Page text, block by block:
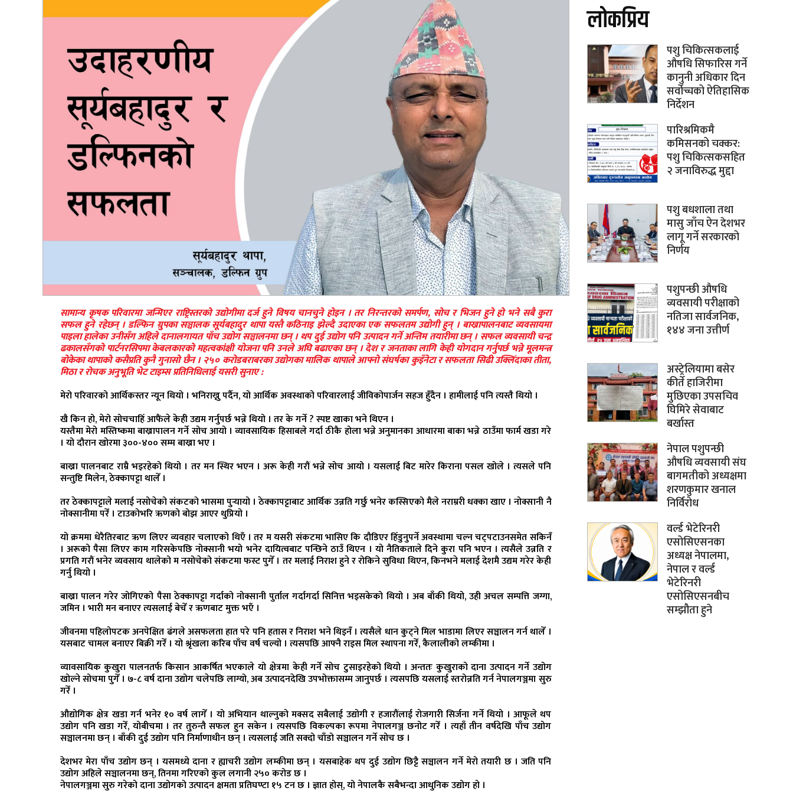
सामान्य कृषक परिवारमा जन्मिएर राष्ट्रिस्तरको उद्योगीमा दर्ज हुने विषय चानचुने होइन । तर निरन्तरको समर्पण, सोच र भिजन हुने हो भने सबै कुरा
सफल हुने रहेछन् । डल्फिन ग्रुपका सञ्चालक सूर्यबहादुर थापा यस्तै कठिनाइ झेल्दै उदाएका एक सफलतम उद्योगी हुन् । बाख्रापालनबाट व्यवसायमा
पाइला हालेका उनीसँग अहिले दानालगायत पाँच उद्योग सञ्चालनमा छन् । थप दुई उद्योग पनि उत्पादन गर्ने अन्तिम तयारीमा छन् । सफल व्यवसायी चन्द्र
ढकालसँगको पार्टनरसिपमा केबलकारको महत्वकांक्षी योजना पनि उनले अघि बढाएका छन् । देश र जनताका लागि केही योगदान गर्नुपर्छ भन्ने मूलमन्त्र
बोकेका थापाको कसैप्रति कुनै गुनासो छैन । २५० करोडबराबरका उद्योगका मालिक थापाले आफ्नो संघर्षका कुइँनेटा र सफलता सिढी उक्लिँदाका तीता,
मिठा र रोचक अनुभूति भेट टाइम्स प्रतिनिधिलाई यसरी सुनाए :
मेरो परिवारको आर्थिकस्तर न्यून थियो । भनिराख्नु पर्दैन, यो आर्थिक अवस्थाको परिवारलाई जीविकोपार्जन सहज हुँदैन । हामीलाई पनि त्यस्तै थियो ।
खै किन हो, मेरो सोचचाहिँ आफैंले केही उद्यम गर्नुपर्छ भन्ने थियो । तर के गर्ने ? स्पष्ट खाका भने थिएन ।
यस्तैमा मेरो मस्तिष्कमा बाख्रापालन गर्ने सोच आयो । व्यावसायिक हिसाबले गर्दा ठीकै होला भन्ने अनुमानका आधारमा बाका भन्ने ठाउँमा फार्म खडा गरे
। यो दौरान खोरमा ३००-४०० सम्म बाख्रा भए ।
बाख्रा पालनबाट राम्रै भइरहेको थियो । तर मन स्थिर भएन । अरू केही गरौं भन्ने सोच आयो । यसलाई बिट मारेर किराना पसल खोले । त्यसले पनि
सन्तुष्टि मिलेन, ठेक्कापट्टा थालेँ ।
तर ठेक्कापट्टाले मलाई नसोचेको संकटको भासमा पुर्‍यायो । ठेक्कापट्टाबाट आर्थिक उन्नति गर्छु भनेर कस्सिएको मैले नराम्ररी धक्का खाए । नोक्सानी नै
नोक्सानीमा परेँ । टाउकोभरि ऋणको बोझ आएर थुप्रियो ।
यो क्रममा धेरैतिरबाट ऋण लिएर व्यवहार चलाएको थिएँ । तर म यसरी संकटमा भासिए कि दौडिएर हिँडुनुपर्ने अवस्थामा चल्न चट्पटाउनसमेत सकिनँ
। अरूको पैसा लिएर काम गरिसकेपछि नोक्सानी भयो भनेर दायित्वबाट पन्छिने ठाउँ थिएन । यो नैतिकताले दिने कुरा पनि भएन । त्यसैले उन्नति र
प्रगति गरौं भनेर व्यवसाय थालेको म नसोचेको संकटमा फस्ट पुगेँ । तर मलाई निराश हुने र रोकिने सुविधा थिएन, किनभने मलाई देशमै उद्यम गरेर केही
गर्नु थियो ।
बाख्रा पालन गरेर जोगिएको पैसा ठेक्कापट्टा गर्दाको नोक्सानी पुर्ताल गर्दागर्दा सिनित्त भइसकेको थियो । अब बाँकी थियो, उही अचल सम्पत्ति जग्गा,
जमिन । भारी मन बनाएर त्यसलाई बेचेँ र ऋणबाट मुक्त भएँ ।
जीवनमा पहिलोपटक अनपेक्षित ढंगले असफलता हात परे पनि हतास र निराश भने थिइनँ । त्यसैले धान कुट्ने मिल भाडामा लिएर सञ्चालन गर्न थालेँ ।
यसबाट चामल बनाएर बिक्री गरेँ । यो श्रृंखला करिब पाँच वर्ष चल्यो । त्यसपछि आफ्नै राइस मिल स्थापना गरेँ, कैलालीको लम्कीमा ।
व्यावसायिक कुखुरा पालनतर्फ किसान आकर्षित भएकाले यो क्षेत्रमा केही गर्ने सोच टुसाइरहेको थियो । अन्ततः कुखुराको दाना उत्पादन गर्ने उद्योग
खोल्ने सोचमा पुगेँ । ७-८ वर्ष दाना उद्योग चलेपछि लाग्यो, अब उत्पादनदेखि उपभोक्तासम्म जानुपर्छ । त्यसपछि यसलाई स्तरोन्नति गर्न नेपालगञ्जमा सुरु
गरेँ ।
औद्योगिक क्षेत्र खडा गर्न भनेर १० वर्ष लागेँ । यो अभियान थाल्नुको मक्सद सबैलाई उद्योगी र हजारौंलाई रोजगारी सिर्जना गर्ने थियो । आफूले थप
उद्योग पनि खडा गरेँ, योबीचमा । तर तुरुन्तै सफल हुन सकेन । त्यसपछि विकल्पका रूपमा नेपालगञ्ज छनोट गरेँ । त्यहाँ तीन वर्षदेखि पाँच उद्योग
सञ्चालनमा छन् । बाँकी दुई उद्योग पनि निर्माणाधीन छन् । त्यसलाई जति सक्दो चाँडो सञ्चालन गर्ने सोच छ ।
देशभर मेरा पाँच उद्योग छन् । यसमध्ये दाना र ह्याचरी उद्योग लम्कीमा छन् । यसबाहेक थप दुई उद्योग छिट्टै सञ्चालन गर्ने मेरो तयारी छ । जति पनि
उद्योग अहिले सञ्चालनमा छन्, तिनमा गरिएको कुल लगानी २५० करोड छ ।
नेपालगञ्जमा सुरु गरेको दाना उद्योगको उत्पादन क्षमता प्रतिघण्टा १५ टन छ । ज्ञात होस्, यो नेपालकै सबैभन्दा आधुनिक उद्योग हो ।
लोकप्रिय
पशु चिकित्सकलाई
औषधि सिफारिस गर्ने
कानुनी अधिकार दिन
सर्वोच्चको ऐतिहासिक
निर्देशन
पारिश्रमिकमै
कमिसनको चक्कर:
पशु चिकित्सकसहित
२ जनाविरुद्ध मुद्दा
पशु बधशाला तथा
मासु जाँच ऐन देशभर
लागू गर्ने सरकारको
निर्णय
पशुपन्छी औषधि
व्यवसायी परीक्षाको
नतिजा सार्वजनिक,
१४४ जना उत्तीर्ण
अस्ट्रेलियामा बसेर
कीर्ते हाजिरीमा
मुछिएका उपसचिव
घिमिरे सेवाबाट
बर्खास्त
नेपाल पशुपन्छी
औषधि व्यवसायी संघ
बागमतीको अध्यक्षमा
शरणकुमार खनाल
निर्विरोध
वर्ल्ड भेटेरिनरी
एसोसिएसनका
अध्यक्ष नेपालमा,
नेपाल र वर्ल्ड
भेटेरिनरी
एसोसिएसनबीच
सम्झौता हुने